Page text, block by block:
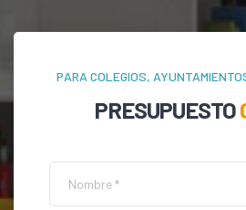
PARA COLEGIOS,
PRESUPUESTO